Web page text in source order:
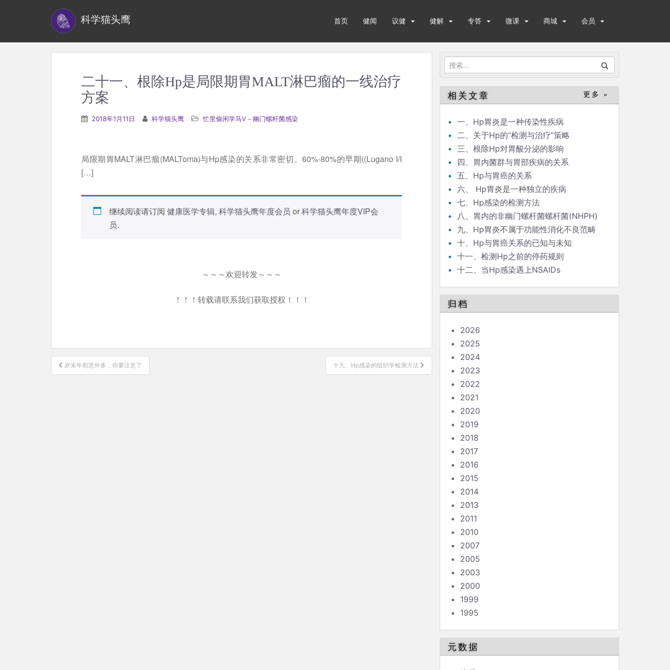
科学猫头鹰 首页 健闻 议健 健解 专答 微课 商城 会员
搜
索：
二十一、根除Hp是局限期胃MALT淋巴瘤的一线治疗
方案
2018年1月11日 科学猫头鹰 忙里偷闲学马V－幽门螺杆菌感染
局限期胃MALT淋巴瘤(MALToma)与Hp感染的关系非常密切。60%-80%的早期((Lugano I/I
[…]
继续阅读请订阅 健康医学专辑, 科学猫头鹰年度会员 or科学猫头鹰年度VIP会
员.
～～～欢迎转发～～～
！！！转载请联系我们获取授权！！！
文
章
岁末年初意外多，你要注意了 十九、Hp感染的组织学检测方法
相关文章 更多 »
一、Hp胃炎是一种传染性疾病
二、关于Hp的“检测与治疗”策略
三、根除Hp对胃酸分泌的影响
四、胃内菌群与胃部疾病的关系
五、Hp与胃癌的关系
六、 Hp胃炎是一种独立的疾病
七、Hp感染的检测方法
八、胃内的非幽门螺杆菌螺杆菌(NHPH)
九、Hp胃炎不属于功能性消化不良范畴
十、Hp与胃癌关系的已知与未知
十一、检测Hp之前的停药规则
十二、当Hp感染遇上NSAIDs
归档
2026
2025
2024
2023
2022
2021
2020
2019
2018
2017
2016
2015
2014
2013
2011
2010
2007
2005
2003
2000
1999
1995
元数据